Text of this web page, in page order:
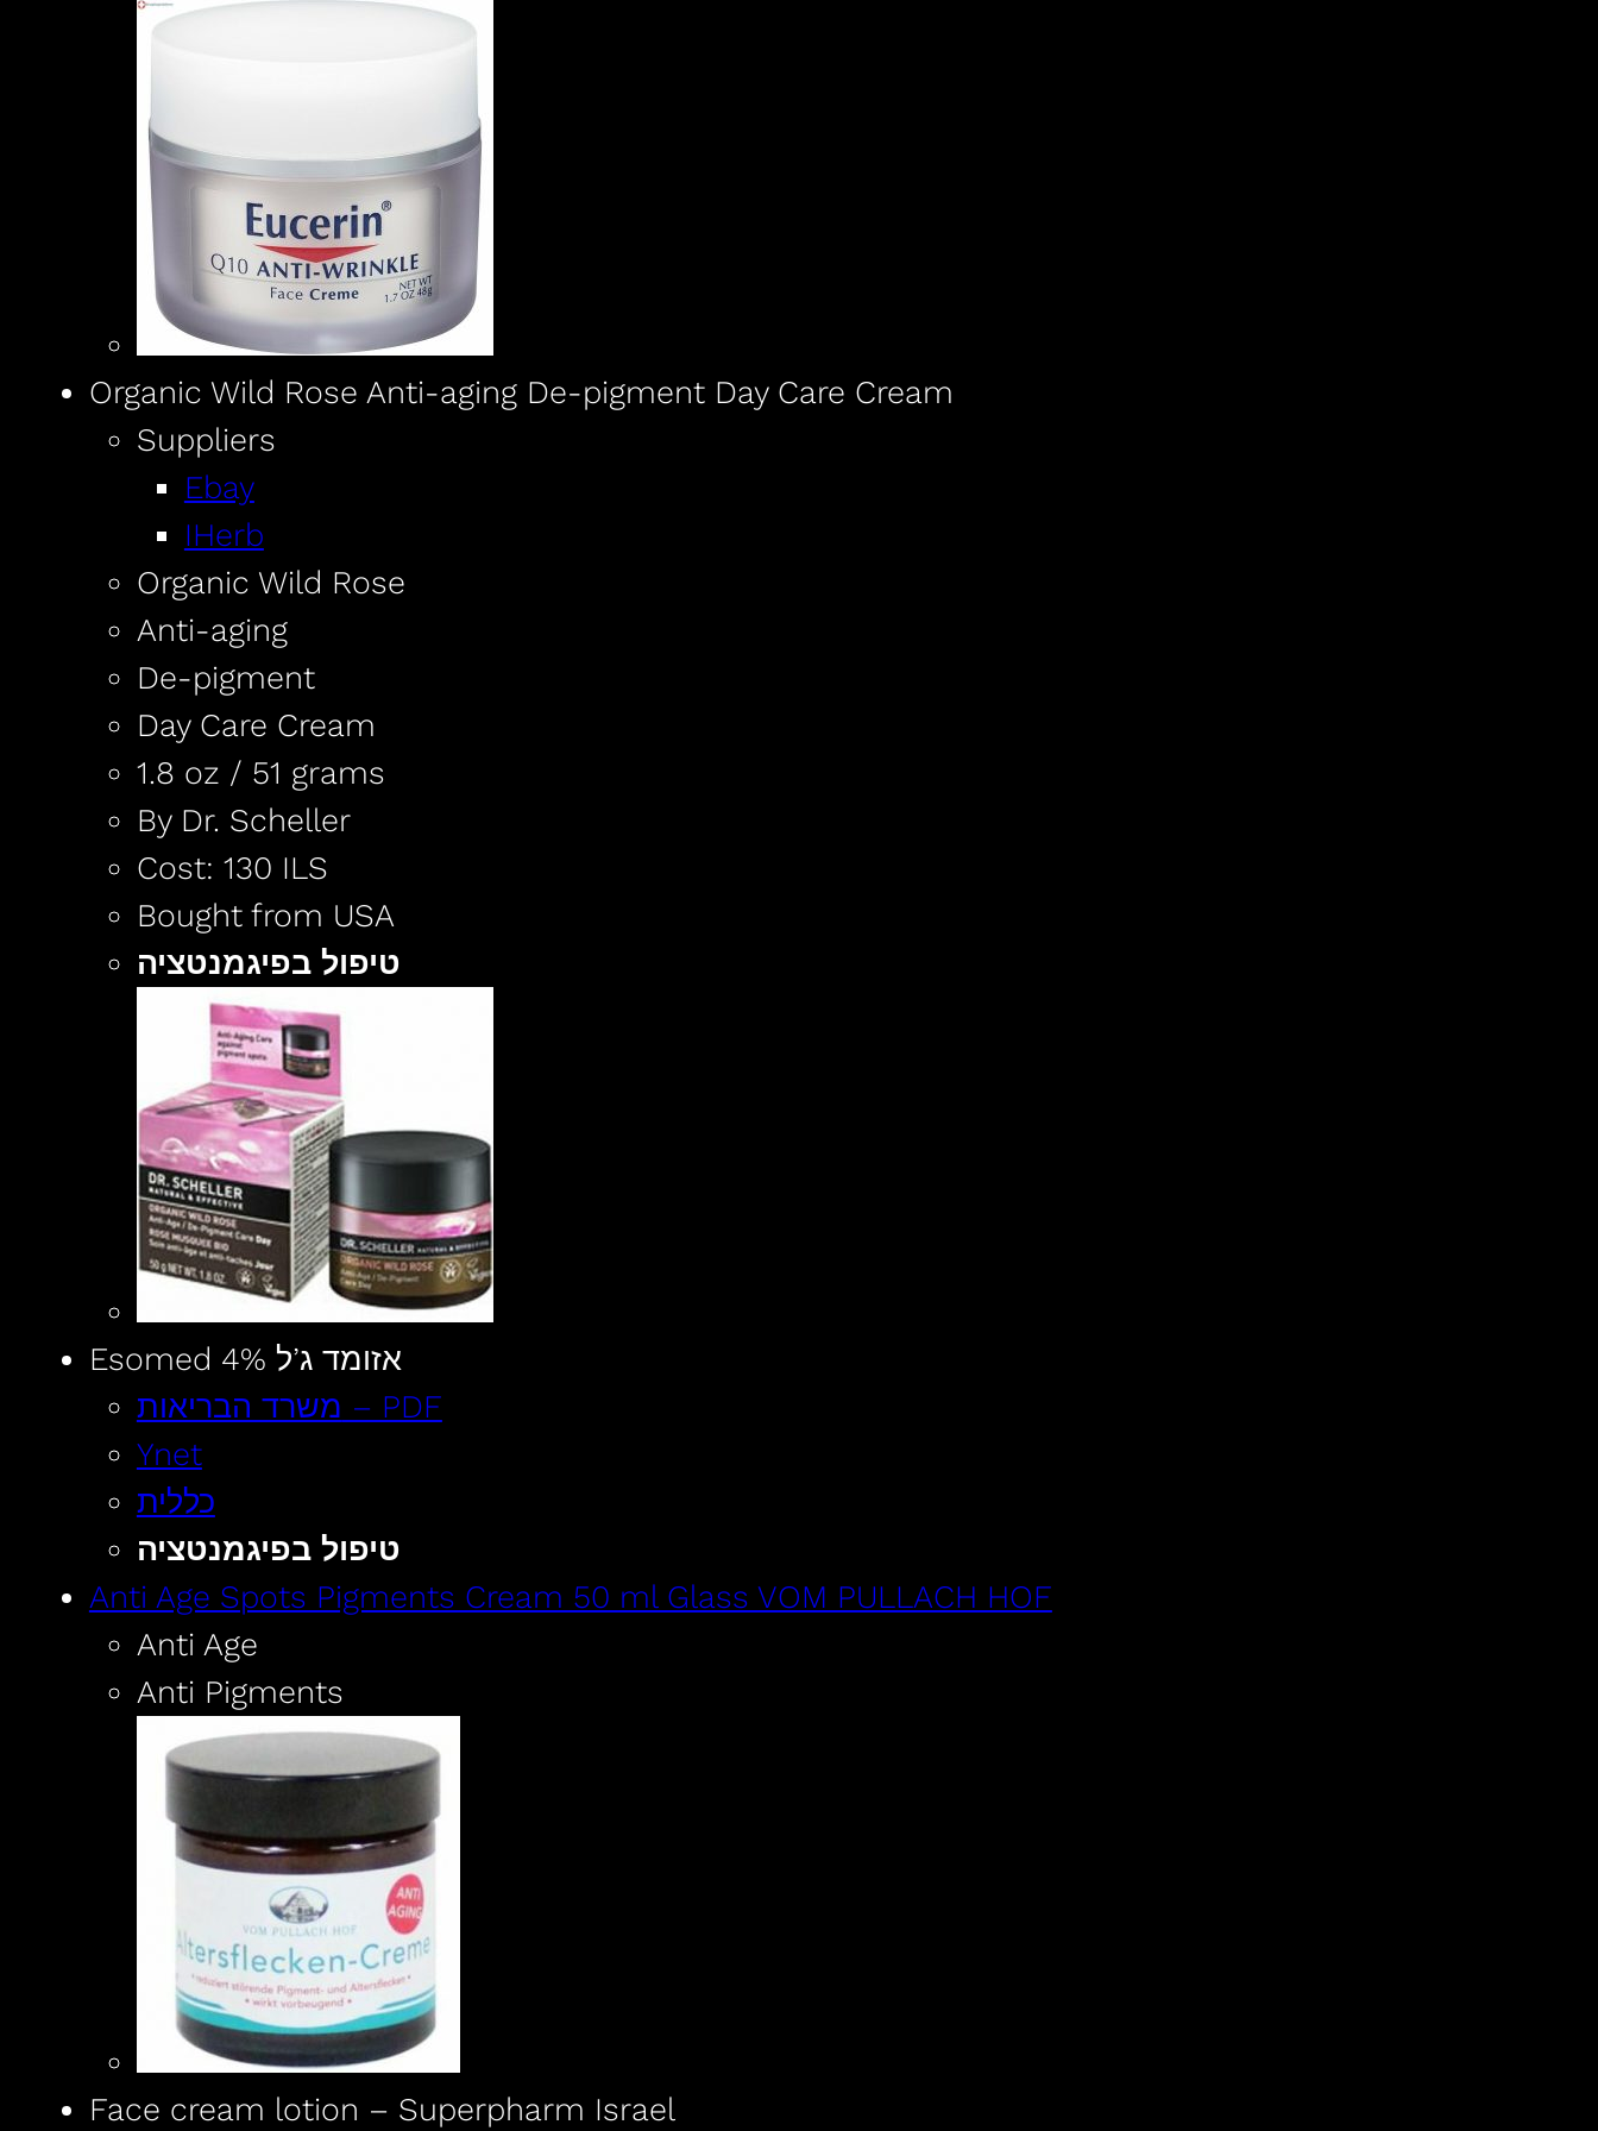
Organic Wild Rose Anti-aging De-pigment Day Care Cream
Suppliers
Ebay
IHerb
Organic Wild Rose
Anti-aging
De-pigment
Day Care Cream
1.8 oz / 51 grams
By Dr. Scheller
Cost: 130 ILS
Bought from USA
טיפול בפיגמנטציה
Esomed אזומד ג’ל 4%
משרד הבריאות – PDF
Ynet
כללית
טיפול בפיגמנטציה
Anti Age Spots Pigments Cream 50 ml Glass VOM PULLACH HOF
Anti Age
Anti Pigments
Face cream lotion – Superpharm Israel